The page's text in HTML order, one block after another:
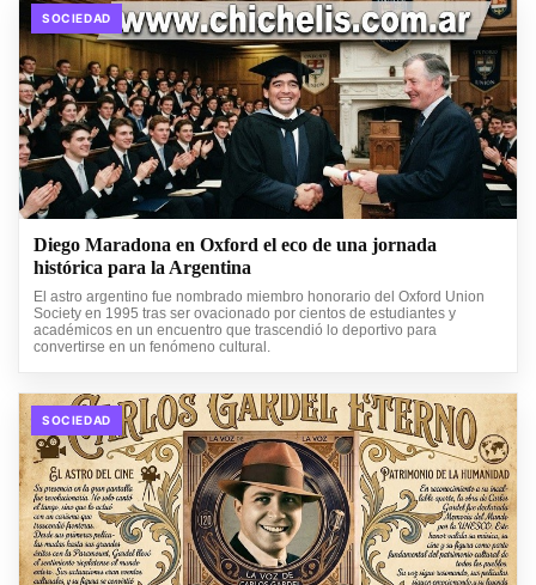
SOCIEDAD
Diego Maradona en Oxford el eco de una jornada
histórica para la Argentina
El astro argentino fue nombrado miembro honorario del Oxford Union
Society en 1995 tras ser ovacionado por cientos de estudiantes y
académicos en un encuentro que trascendió lo deportivo para
convertirse en un fenómeno cultural.
SOCIEDAD